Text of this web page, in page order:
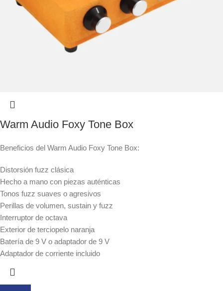
Warm Audio Foxy Tone Box
Beneficios del Warm Audio Foxy Tone Box:
Distorsión fuzz clásica
Hecho a mano con piezas auténticas
Tonos fuzz suaves o agresivos
Perillas de volumen, sustain y fuzz
Interruptor de octava
Exterior de terciopelo naranja
Batería de 9 V o adaptador de 9 V
Adaptador de corriente incluido